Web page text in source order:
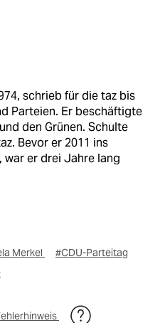
schrieb für die taz bis
Parteien. Er beschäftigte
den Grünen. Schulte
Bevor er 2011 ins
er drei Jahre lang
Merkel
#CDU-Parteitag